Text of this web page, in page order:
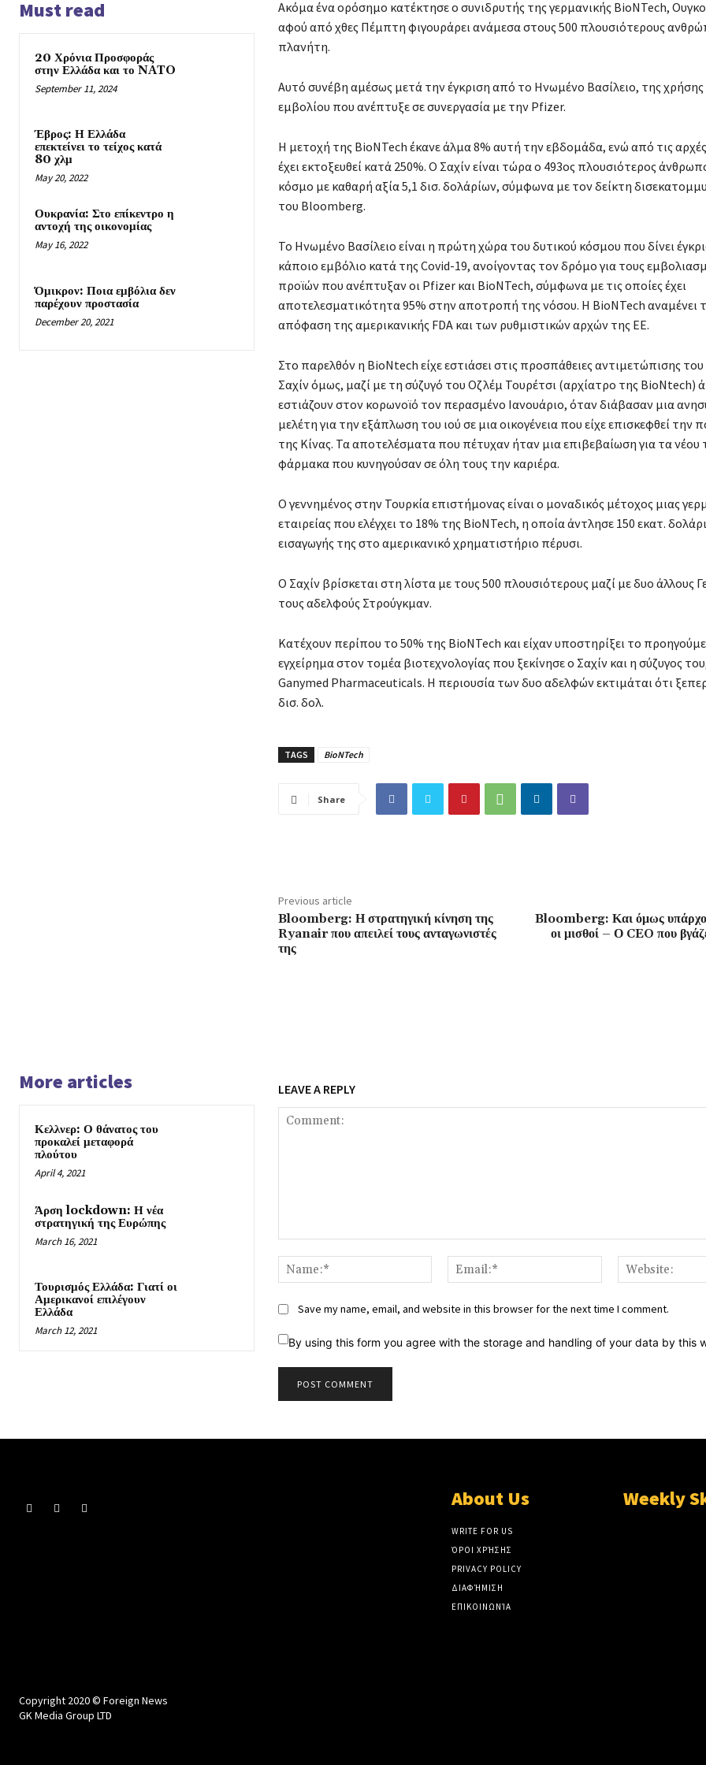
Ή
Must read
20 Χρόνια Προσφοράς
στην Ελλάδα και το NATO
September 11, 2024
Έβρος: Η Ελλάδα
επεκτείνει το τείχος κατά
80 χλμ
May 20, 2022
Ουκρανία: Στο επίκεντρο η
αντοχή της οικονομίας
May 16, 2022
Όμικρον: Ποια εμβόλια δεν
παρέχουν προστασία
December 20, 2021
Ακόμα ένα ορόσημο κατέκτησε ο συνιδρυτής της γερμανικής BioNTech,
αφού από χθες Πέμπτη φιγουράρει ανάμεσα στους 500 πλουσιότερους
πλανήτη.
Αυτό συνέβη αμέσως μετά την έγκριση από το Ηνωμένο Βασίλειο, της χρήσης
εμβολίου που ανέπτυξε σε συνεργασία με την Pfizer.
Η μετοχή της BioNTech έκανε άλμα 8% αυτή την εβδομάδα, ενώ από τις
έχει εκτοξευθεί κατά 250%. Ο Σαχίν είναι τώρα ο 493ος πλουσιότερος
κόσμο με καθαρή αξία 5,1 δισ. δολάρίων, σύμφωνα με τον δείκτη
του Bloomberg.
Το Ηνωμένο Βασίλειο είναι η πρώτη χώρα του δυτικού κόσμου που δίνει
κάποιο εμβόλιο κατά της Covid-19, ανοίγοντας τον δρόμο για τους
προϊών που ανέπτυξαν οι Pfizer και BioNTech, σύμφωνα με τις οποίες έχει
αποτελεσματικότητα 95% στην αποτροπή της νόσου. Η BioNTech αναμένει
απόφαση της αμερικανικής FDA και των ρυθμιστικών αρχών της ΕΕ.
Στο παρελθόν η BioNtech είχε εστιάσει στις προσπάθειες αντιμετώπισης του
Σαχίν όμως, μαζί με τη σύζυγό του Οζλέμ Τουρέτσι (αρχίατρο της BioNtech)
εστιάζουν στον κορωνοϊό τον περασμένο Ιανουάριο, όταν διάβασαν μια
μελέτη για την εξάπλωση του ιού σε μια οικογένεια που είχε επισκεφθεί την
της Κίνας. Τα αποτελέσματα που πέτυχαν ήταν μια επιβεβαίωση για τα νέου
φάρμακα που κυνηγούσαν σε όλη τους την καριέρα.
Ο γεννημένος στην Τουρκία επιστήμονας είναι ο μοναδικός μέτοχος μιας
εταιρείας που ελέγχει το 18% της BioNTech, η οποία άντλησε 150 εκατ.
εισαγωγής της στο αμερικανικό χρηματιστήριο πέρυσι.
Ο Σαχίν βρίσκεται στη λίστα με τους 500 πλουσιότερους μαζί με δυο άλλους
τους αδελφούς Στρούγκμαν.
Κατέχουν περίπου το 50% της BioNTech και είχαν υποστηρίξει το
εγχείρημα στον τομέα βιοτεχνολογίας που ξεκίνησε ο Σαχίν και η σύζυγος
Ganymed Pharmaceuticals. Η περιουσία των δυο αδελφών εκτιμάται ότι
δισ. δολ.
TAGS BioNTech
Share
Previous article
Bloomberg: Η στρατηγική κίνηση της
Ryanair που απειλεί τους ανταγωνιστές
της
Bloomberg: Και όμως
οι μισθοί – Ο CEO που
More articles
Κελλνερ: Ο θάνατος του
προκαλεί μεταφορά
πλούτου
April 4, 2021
Άρση lockdown: Η νέα
στρατηγική της Ευρώπης
March 16, 2021
Τουρισμός Ελλάδα: Γιατί οι
Αμερικανοί επιλέγουν
Ελλάδα
March 12, 2021
LEAVE A REPLY
Name:*
Email:*
Save my name, email, and website in this browser for the next time I comment.
By using this form you agree with the storage and handling of your data by this
Copyright 2020 © Foreign News
GK Media Group LTD
About Us
WRITE FOR US
ΌΡΟΙ ΧΡΉΣΗΣ
PRIVACY POLICY
ΔΙΑΦΉΜΙΣΗ
ΕΠΙΚΟΙΝΩΝΊΑ
Weekly